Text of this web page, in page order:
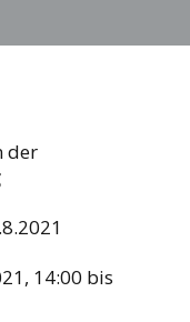
der
14:00 bis